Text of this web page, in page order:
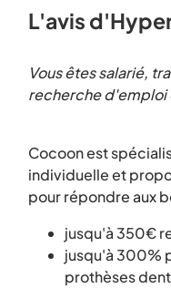
L'avis
Vous êtes salarié,
recherche d'emploi
Cocoon est
individuelle et
pour répondre aux
jusqu'à 350€
jusqu'à 300%
prothèses